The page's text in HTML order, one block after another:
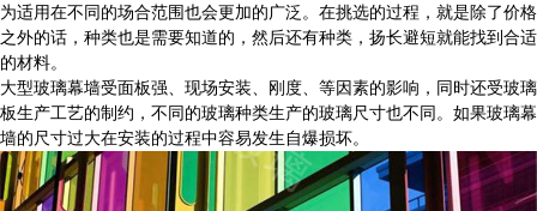
为适用在不同的场合范围也会更加的广泛。在挑选的过程，就是除了价格
之外的话，种类也是需要知道的，然后还有种类，扬长避短就能找到合适
的材料。
大型玻璃幕墙受面板强、现场安装、刚度、等因素的影响，同时还受玻璃
板生产工艺的制约，不同的玻璃种类生产的玻璃尺寸也不同。如果玻璃幕
墙的尺寸过大在安装的过程中容易发生自爆损坏。